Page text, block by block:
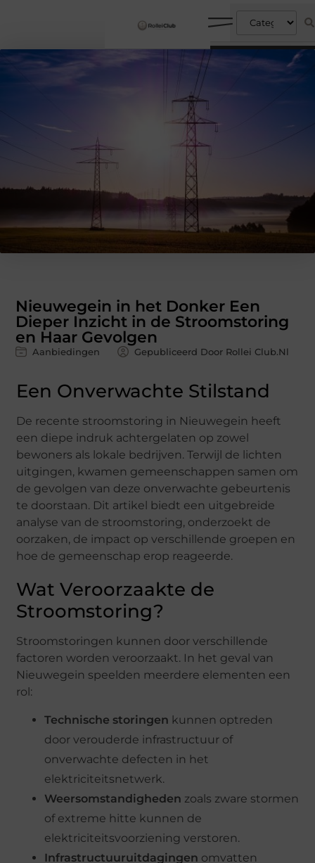
Nieuwegein in het Donker Een
Dieper Inzicht in de Stroomstoring
en Haar Gevolgen
Aanbiedingen Gepubliceerd Door Rollei Club.nl
Een Onverwachte Stilstand
De recente stroomstoring in Nieuwegein heeft
een diepe indruk achtergelaten op zowel
bewoners als lokale bedrijven. Terwijl de lichten
uitgingen, kwamen gemeenschappen samen om
de gevolgen van deze onverwachte gebeurtenis
te doorstaan. Dit artikel biedt een uitgebreide
analyse van de stroomstoring, onderzoekt de
oorzaken, de impact op verschillende groepen en
hoe de gemeenschap erop reageerde.
Wat Veroorzaakte de
Stroomstoring?
Stroomstoringen kunnen door verschillende
factoren worden veroorzaakt. In het geval van
Nieuwegein speelden meerdere elementen een
rol:
Technische storingen kunnen optreden
door verouderde infrastructuur of
onverwachte defecten in het
elektriciteitsnetwerk.
Weersomstandigheden zoals zware stormen
of extreme hitte kunnen de
elektriciteitsvoorziening verstoren.
Infrastructuuruitdagingen omvatten